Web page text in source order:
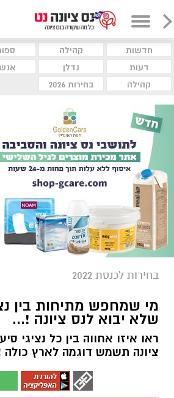
חדשות קהילה
דעות
נדלן
קהילה
בחירות 2026
בחירות לכנסת 2022
מי שמחפש מתיחות בין
שלא יבוא לנס ציונה !...
ראו איזו אחווה בין כל נציגי
ציונה תשמש דוגמה לארץ כולה